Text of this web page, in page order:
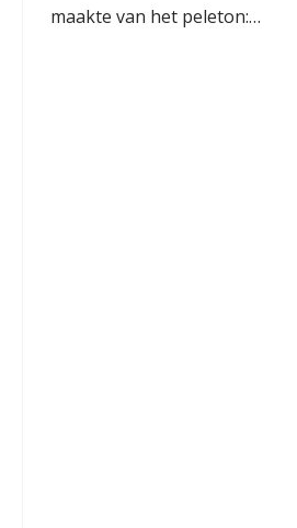
maakte van het peleton:…